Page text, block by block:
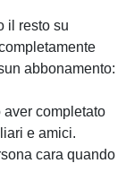
il resto su
abbonamento:
aver completato
e amici.
cara quando